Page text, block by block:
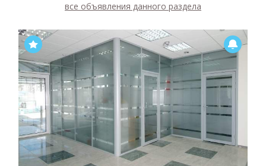
все объявления данного раздела